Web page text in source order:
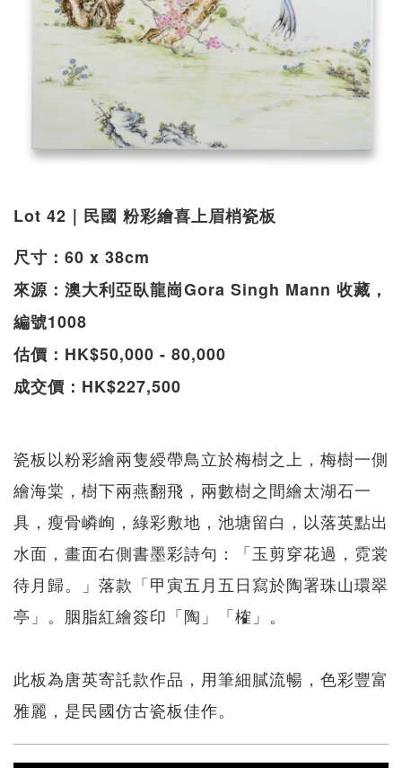
Lot 42｜民國 粉彩繪喜上眉梢瓷板
尺寸：60 x 38cm
來源：澳大利亞臥龍崗Gora Singh Mann 收藏，
編號1008
估價：HK$50,000 - 80,000
成交價：HK$227,500
瓷板以粉彩繪兩隻綬帶鳥立於梅樹之上，梅樹一側
繪海棠，樹下兩燕翻飛，兩數樹之間繪太湖石一
具，瘦骨嶙峋，綠彩敷地，池塘留白，以落英點出
水面，畫面右側書墨彩詩句：「玉剪穿花過，霓裳
待月歸。」落款「甲寅五月五日寫於陶署珠山環翠
亭」。胭脂紅繪簽印「陶」「榷」。
此板為唐英寄託款作品，用筆細膩流暢，色彩豐富
雅麗，是民國仿古瓷板佳作。